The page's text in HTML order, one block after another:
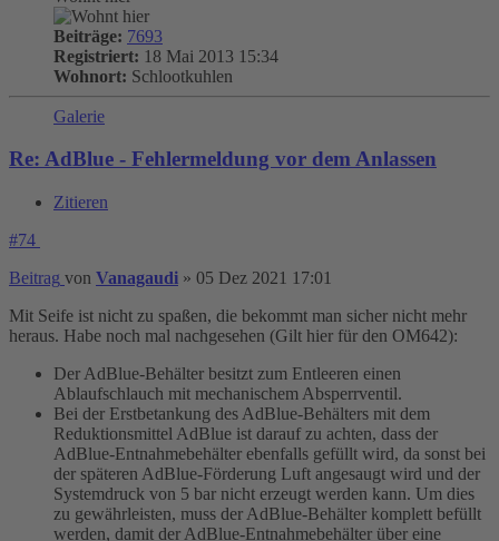
Beiträge: 7693
Registriert: 18 Mai 2013 15:34
Wohnort: Schlootkuhlen
Galerie
Re: AdBlue - Fehlermeldung vor dem Anlassen
Zitieren
#74
Beitrag von Vanagaudi » 05 Dez 2021 17:01
Mit Seife ist nicht zu spaßen, die bekommt man sicher nicht mehr
heraus. Habe noch mal nachgesehen (Gilt hier für den OM642):
Der AdBlue-Behälter besitzt zum Entleeren einen
Ablaufschlauch mit mechanischem Absperrventil.
Bei der Erstbetankung des AdBlue-Behälters mit dem
Reduktionsmittel AdBlue ist darauf zu achten, dass der
AdBlue-Entnahmebehälter ebenfalls gefüllt wird, da sonst bei
der späteren AdBlue-Förderung Luft angesaugt wird und der
Systemdruck von 5 bar nicht erzeugt werden kann. Um dies
zu gewährleisten, muss der AdBlue-Behälter komplett befüllt
werden, damit der AdBlue-Entnahmebehälter über eine